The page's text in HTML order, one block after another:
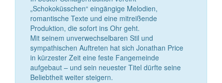
„Schokoküsschen“ eingängige Melodien,
romantische Texte und eine mitreißende
Produktion, die sofort ins Ohr geht.
Mit seinem unverwechselbaren Stil und
sympathischen Auftreten hat sich Jonathan Price
in kürzester Zeit eine feste Fangemeinde
aufgebaut – und sein neuester Titel dürfte seine
Beliebtheit weiter steigern.